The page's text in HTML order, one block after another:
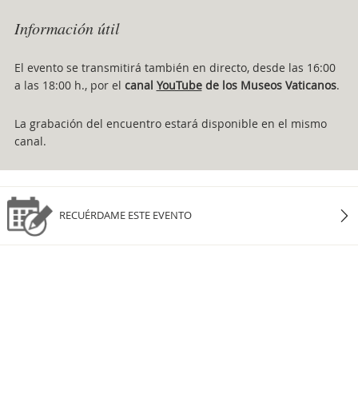
Información útil
El evento se transmitirá también en directo, desde las 16:00
a las 18:00 h., por el canal YouTube de los Museos Vaticanos.
La grabación del encuentro estará disponible en el mismo
canal.
RECUÉRDAME ESTE EVENTO